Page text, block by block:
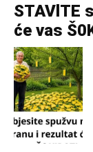
STAVlTE
će vas